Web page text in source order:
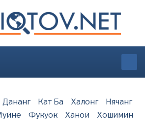
Дананг Кат Ба Халонг
Нячанг
Фукуок Ханой
Хошимин